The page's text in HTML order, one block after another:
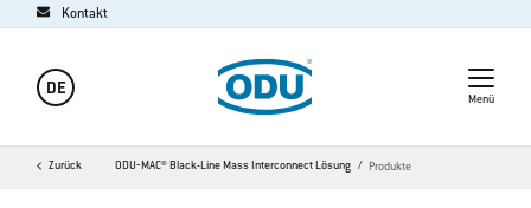
Kontakt
DE
Menü
Zurück ODU‐MAC® Black-Line Mass Interconnect Lösung Produkte